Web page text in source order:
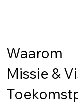
Quintinus
onderwijs
Waarom
Missie &